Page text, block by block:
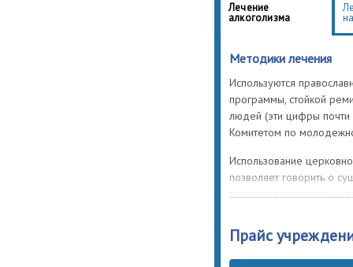
Лечение
алкоголизма
Методики лечения
Используются
программы, стойкой
людей (эти цифры
Комитетом по
Использование
позволяет говорить о
во врачевании души —
медицины. Общий
понятия сущности
наркомании. Любая
Прайс